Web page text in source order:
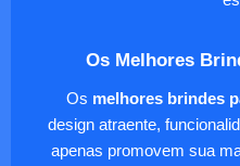
Os Melhores
Os melhores brindes
design atraente,
apenas promovem sua